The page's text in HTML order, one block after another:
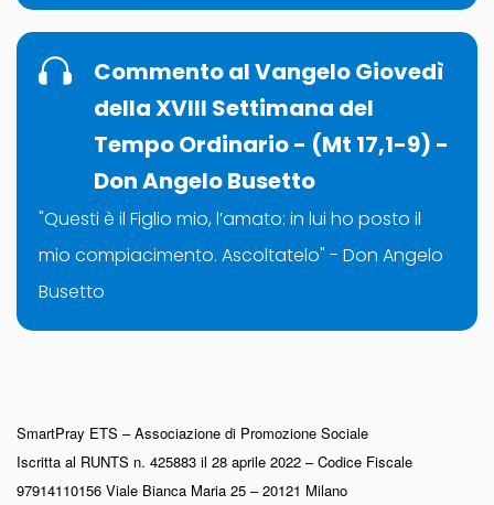
Commento al Vangelo Giovedì
della XVIII Settimana del
Tempo Ordinario - (Mt 17,1-9) -
Don Angelo Busetto
"Questi è il Figlio mio, l’amato: in lui ho posto il
mio compiacimento. Ascoltatelo" - Don Angelo
Busetto
SmartPray ETS – Associazione di Promozione Sociale
Iscritta al RUNTS n. 425883 il 28 aprile 2022 – Codice Fiscale
97914110156 Viale Bianca Maria 25 – 20121 Milano